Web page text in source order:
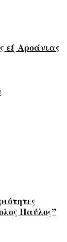
εξ Αροάνιας
Παύλος”